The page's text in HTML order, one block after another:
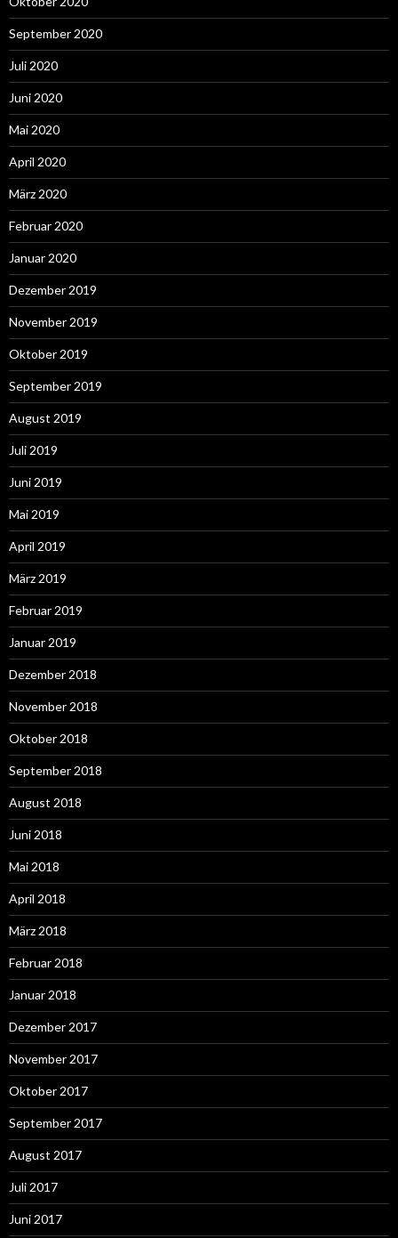
September 2020
Juli 2020
Juni 2020
Mai 2020
April 2020
März 2020
Februar 2020
Januar 2020
Dezember 2019
November 2019
Oktober 2019
September 2019
August 2019
Juli 2019
Juni 2019
Mai 2019
April 2019
März 2019
Februar 2019
Januar 2019
Dezember 2018
November 2018
Oktober 2018
September 2018
August 2018
Juni 2018
Mai 2018
April 2018
März 2018
Februar 2018
Januar 2018
Dezember 2017
November 2017
Oktober 2017
September 2017
August 2017
Juli 2017
Juni 2017